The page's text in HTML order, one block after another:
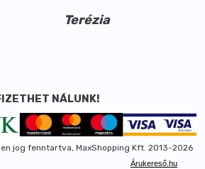
Terézia
NÁLUNK!
jog fenntartva, MaxShopping Kft. 2013-2026
Árukereső.hu